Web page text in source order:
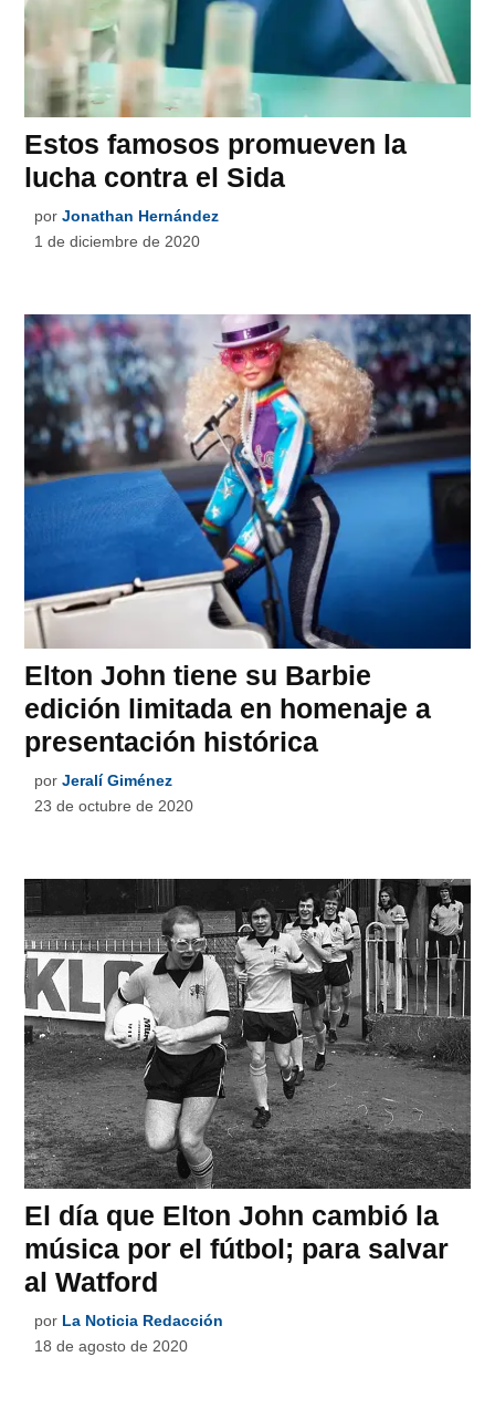
Estos famosos promueven la
lucha contra el Sida
por Jonathan Hernández
1 de diciembre de 2020
Elton John tiene su Barbie
edición limitada en homenaje a
presentación histórica
por Jeralí Giménez
23 de octubre de 2020
El día que Elton John cambió la
música por el fútbol; para salvar
al Watford
por La Noticia Redacción
18 de agosto de 2020